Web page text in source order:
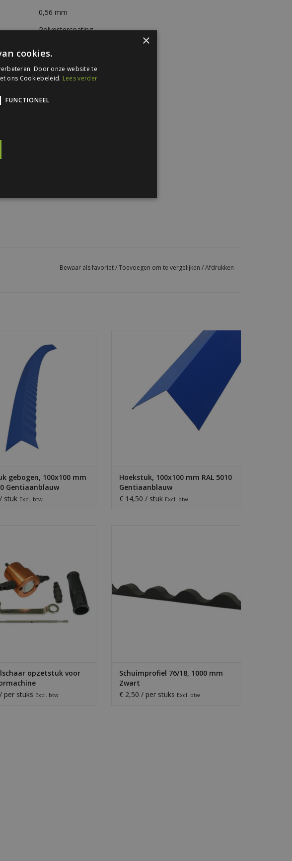
0,56 mm
Polyestercoating
10 jaar
Ca. 6 schroeven p/m2
Bewaar als favoriet/Toevoegen om te vergelijken /Afdrukken
voor strakke gevelafwerking,
leverbaar, lengte 2050 mm.
AAN WINKELWAGEN
gebogen, 100x100 mm
Gentiaanblauw
stuk Excl. btw
Metalen hoekstuk voor nette, strakke
gevelafwerking. Verkrijgbaar in
standaardkleuren, lengte 2050 mm.
TOEVOEGEN AAN WINKELWAGEN
Hoekstuk, 100x100 mm RAL 5010
Gentiaanblauw
€ 14,50 / stuk Excl. btw
AAN WINKELWAGEN
opzetstuk voor
per stuks Excl. btw
Schuimprofiel 76/18, 1000 mm
Zwart
€ 2,50 / per stuks Excl. btw
×
cookies.
Door onze website te
ons Cookiebeleid. Lees verder
FUNCTIONEEL